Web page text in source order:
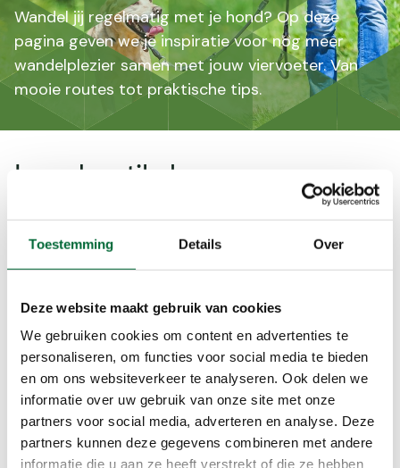
Toestemming Details Over
Deze website maakt gebruik van cookies
We gebruiken cookies om content en advertenties te
personaliseren, om functies voor social media te bieden
en om ons websiteverkeer te analyseren. Ook delen we
informatie over uw gebruik van onze site met onze
partners voor social media, adverteren en analyse. Deze
partners kunnen deze gegevens combineren met andere
informatie die u aan ze heeft verstrekt of die ze hebben
Wandel jij regelmatig met je hond? Op deze
pagina geven we je inspiratie voor nog meer
wandelplezier samen met jouw viervoeter. Van
mooie routes tot praktische tips.
Lees de artikelen
Route
De mooiste
losloopgebieden
voor je hond (en
Route
5x wandelroutes
mét de hond
(maar ook mooi